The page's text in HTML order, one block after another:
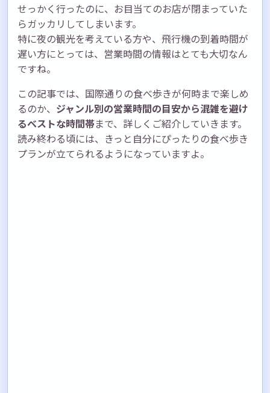
せっかく行ったのに、お目当てのお店が閉まっていた
らガッカリしてしまいます。
特に夜の観光を考えている方や、飛行機の到着時間が
遅い方にとっては、営業時間の情報はとても大切なん
ですね。
この記事では、国際通りの食べ歩きが何時まで楽しめ
るのか、 ジャンル別の営業時間の目安から混雑を避け
るベストな時間帯まで、詳しくご紹介していきます。
読み終わる頃には、きっと自分にぴったりの食べ歩き
プランが立てられるようになっていますよ。